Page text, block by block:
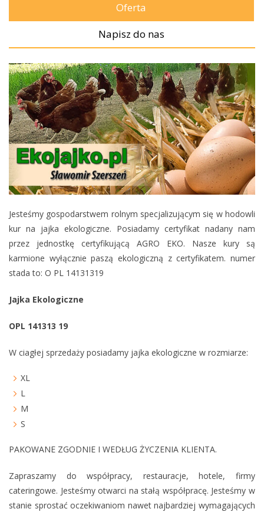
Oferta
Napisz do nas
Jesteśmy gospodarstwem rolnym specjalizującym się w hodowli
kur na jajka ekologiczne. Posiadamy certyfikat nadany nam
przez jednostkę certyfikującą AGRO EKO. Nasze kury są
karmione wyłącznie paszą ekologiczną z certyfikatem. numer
stada to: O PL 14131319
Jajka Ekologiczne
OPL 141313 19
W ciagłej sprzedaży posiadamy jajka ekologiczne w rozmiarze:
XL
L
M
S
PAKOWANE ZGODNIE I WEDŁUG ŻYCZENIA KLIENTA.
Zapraszamy do współpracy, restauracje, hotele, firmy
cateringowe. Jesteśmy otwarci na stałą współpracę. Jesteśmy w
stanie sprostać oczekiwaniom nawet najbardziej wymagających